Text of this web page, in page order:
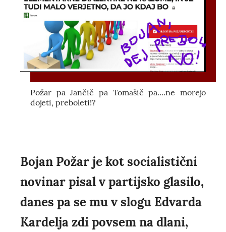
Požar pa Jančič pa Tomašič pa....ne morejo
dojeti, preboleti!?
Bojan Požar je kot socialistični
novinar pisal v partijsko glasilo,
danes pa se mu v slogu Edvarda
Kardelja zdi povsem na dlani,